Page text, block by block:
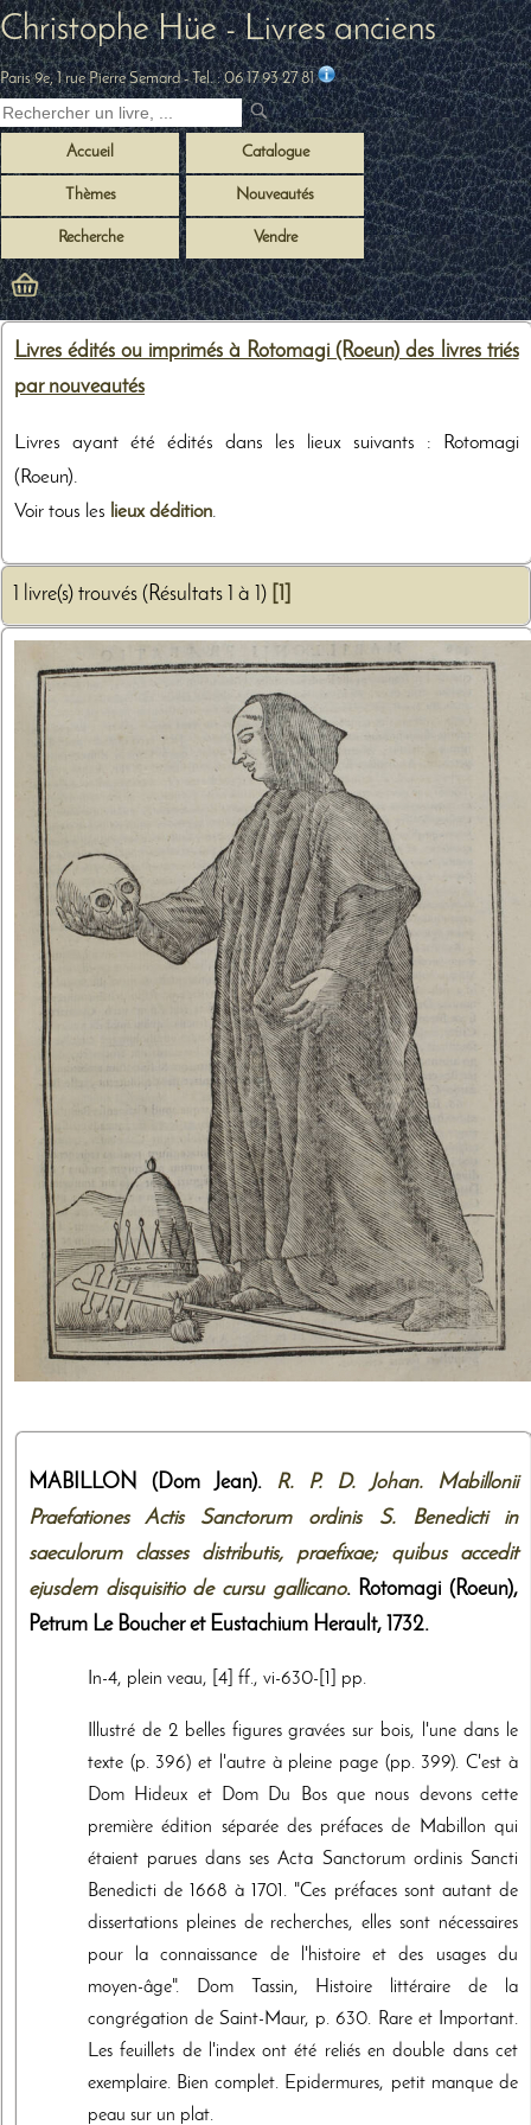
Christophe Hüe - Livres anciens
Paris 9e, 1 rue Pierre Semard- Tel. :06 17 93 27 81
Accueil Catalogue
Thèmes Nouveautés
Recherche Vendre
Livres édités ou imprimés à Rotomagi (Roeun) des livres triés
par nouveautés
Livres ayant été édités dans les lieux suivants : Rotomagi
(Roeun).
Voir tous les lieux dédition.
1 livre(s) trouvés (Résultats 1 à 1)
MABILLON (Dom Jean). R. P. D. Johan. Mabillonii
Praefationes Actis Sanctorum ordinis S. Benedicti in
saeculorum classes distributis, praefixae; quibus accedit
ejusdem disquisitio de cursu gallicano. Rotomagi (Roeun),
Petrum Le Boucher et Eustachium Herault, 1732.
In-4, plein veau, [4] ff., vi-630-[1] pp.
Illustré de 2 belles figures gravées sur bois, l'une dans le
texte (p. 396) et l'autre à pleine page (pp. 399). C'est à
Dom Hideux et Dom Du Bos que nous devons cette
première édition séparée des préfaces de Mabillon qui
étaient parues dans ses Acta Sanctorum ordinis Sancti
Benedicti de 1668 à 1701. "Ces préfaces sont autant de
dissertations pleines de recherches, elles sont nécessaires
pour la connaissance de l'histoire et des usages du
moyen-âge". Dom Tassin, Histoire littéraire de la
congrégation de Saint-Maur, p. 630. Rare et Important.
Les feuillets de l'index ont été reliés en double dans cet
exemplaire. Bien complet. Epidermures, petit manque de
peau sur un plat.